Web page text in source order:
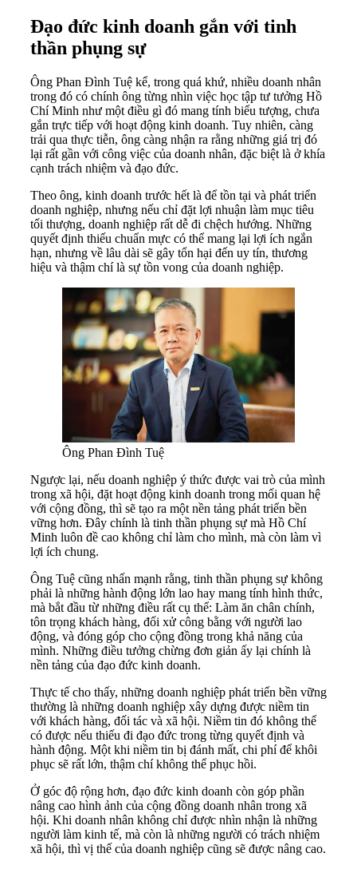
Đạo đức kinh doanh gắn với tinh
thần phụng sự
Ông Phan Đình Tuệ kể, trong quá khứ, nhiều doanh nhân
trong đó có chính ông từng nhìn việc học tập tư tưởng Hồ
Chí Minh như một điều gì đó mang tính biểu tượng, chưa
gắn trực tiếp với hoạt động kinh doanh. Tuy nhiên, càng
trải qua thực tiễn, ông càng nhận ra rằng những giá trị đó
lại rất gần với công việc của doanh nhân, đặc biệt là ở khía
cạnh trách nhiệm và đạo đức.
Theo ông, kinh doanh trước hết là để tồn tại và phát triển
doanh nghiệp, nhưng nếu chỉ đặt lợi nhuận làm mục tiêu
tối thượng, doanh nghiệp rất dễ đi chệch hướng. Những
quyết định thiếu chuẩn mực có thể mang lại lợi ích ngắn
hạn, nhưng về lâu dài sẽ gây tổn hại đến uy tín, thương
hiệu và thậm chí là sự tồn vong của doanh nghiệp.
Ông Phan Đình Tuệ
Ngược lại, nếu doanh nghiệp ý thức được vai trò của mình
trong xã hội, đặt hoạt động kinh doanh trong mối quan hệ
với cộng đồng, thì sẽ tạo ra một nền tảng phát triển bền
vững hơn. Đây chính là tinh thần phụng sự mà Hồ Chí
Minh luôn đề cao không chỉ làm cho mình, mà còn làm vì
lợi ích chung.
Ông Tuệ cũng nhấn mạnh rằng, tinh thần phụng sự không
phải là những hành động lớn lao hay mang tính hình thức,
mà bắt đầu từ những điều rất cụ thể: Làm ăn chân chính,
tôn trọng khách hàng, đối xử công bằng với người lao
động, và đóng góp cho cộng đồng trong khả năng của
mình. Những điều tưởng chừng đơn giản ấy lại chính là
nền tảng của đạo đức kinh doanh.
Thực tế cho thấy, những doanh nghiệp phát triển bền vững
thường là những doanh nghiệp xây dựng được niềm tin
với khách hàng, đối tác và xã hội. Niềm tin đó không thể
có được nếu thiếu đi đạo đức trong từng quyết định và
hành động. Một khi niềm tin bị đánh mất, chi phí để khôi
phục sẽ rất lớn, thậm chí không thể phục hồi.
Ở góc độ rộng hơn, đạo đức kinh doanh còn góp phần
nâng cao hình ảnh của cộng đồng doanh nhân trong xã
hội. Khi doanh nhân không chỉ được nhìn nhận là những
người làm kinh tế, mà còn là những người có trách nhiệm
xã hội, thì vị thế của doanh nghiệp cũng sẽ được nâng cao.